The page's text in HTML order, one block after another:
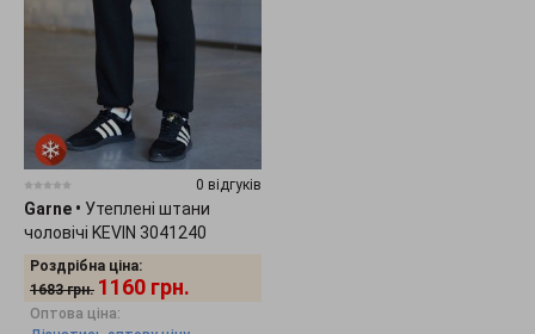
0 відгуків
Garne • Утеплені штани
чоловічі KEVIN 3041240
Роздрібна ціна:
1683 грн. 1160 грн.
Оптова ціна: